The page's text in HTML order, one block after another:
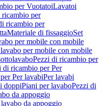
per VuotatoiLavatoi
ricambio per
ricambio per
Materiale di fissaggioSet
per mobile con mobile
per mobile con mobile
Pezzi di ricambio per
di ricambio per Per
Per lavabiPer lavabi
doppiPiani per lavaboPezzi di
da appoggio
da appoggio